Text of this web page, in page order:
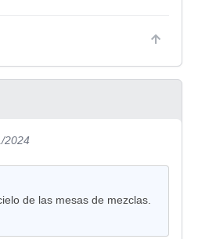
2024
de las mesas de mezclas.